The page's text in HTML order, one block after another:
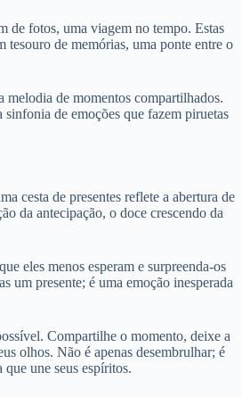
de fotos, uma viagem no tempo. Estas
tesouro de memórias, uma ponte entre o
melodia de momentos compartilhados.
sinfonia de emoções que fazem piruetas
cesta de presentes reflete a abertura de
da antecipação, o doce crescendo da
eles menos esperam e surpreenda-os
um presente; é uma emoção inesperada
Compartilhe o momento, deixe a
olhos. Não é apenas desembrulhar; é
une seus espíritos.